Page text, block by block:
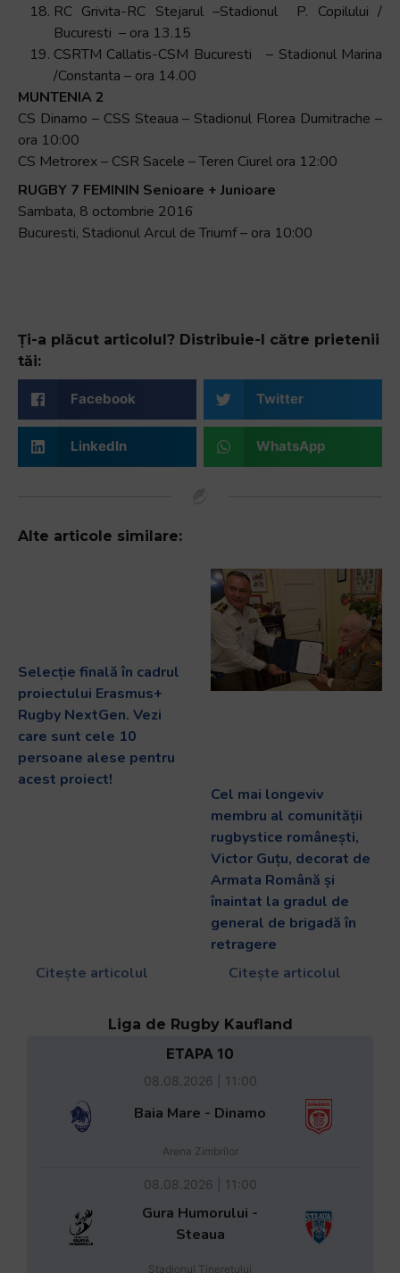
RC Grivita-RC Stejarul –Stadionul P. Copilului /
Bucuresti – ora 13.15
CSRTM Callatis-CSM Bucuresti – Stadionul Marina
/Constanta – ora 14.00
MUNTENIA 2
CS Dinamo – CSS Steaua – Stadionul Florea Dumitrache –
ora 10:00
CS Metrorex – CSR Sacele – Teren Ciurel ora 12:00
RUGBY 7 FEMININ Senioare + Junioare
Sambata, 8 octombrie 2016
Bucuresti, Stadionul Arcul de Triumf – ora 10:00
Ți-a plăcut articolul? Distribuie-l către prietenii
tăi:
Facebook Twitter
LinkedIn WhatsApp
Alte articole similare:
Selecție finală în cadrul
proiectului Erasmus+
Rugby NextGen. Vezi
care sunt cele 10
persoane alese pentru
acest proiect!
Citește articolul
Cel mai longeviv
membru al comunității
rugbystice românești,
Victor Guțu, decorat de
Armata Română și
înaintat la gradul de
general de brigadă în
retragere
Citește articolul
Liga de Rugby Kaufland
ETAPA 10
08.08.2026 | 11:00
Baia Mare - Dinamo
Arena Zimbrilor
08.08.2026 | 11:00
Gura Humorului -
Steaua
Stadionul Tineretului